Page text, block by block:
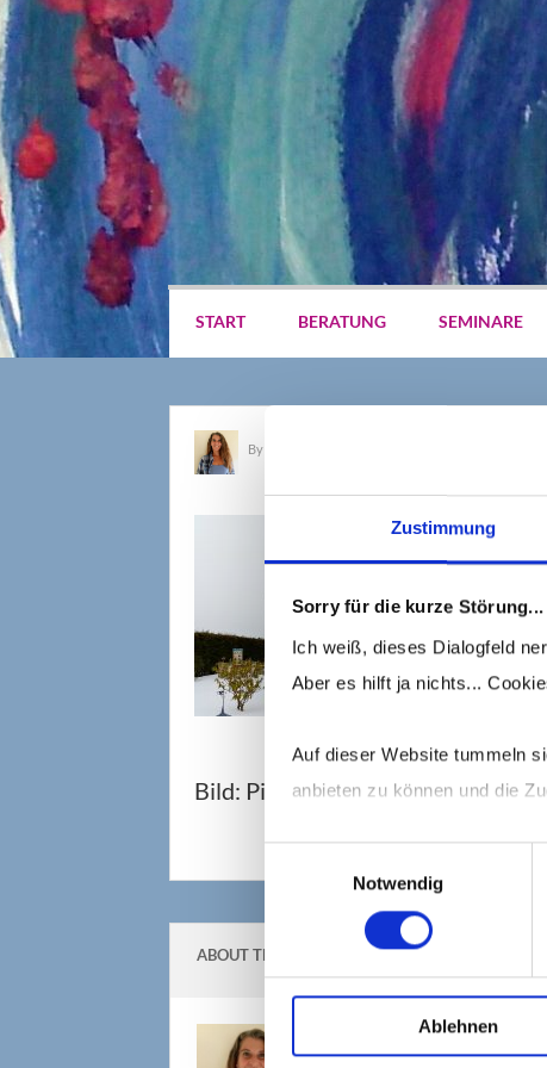
Zustimmung
Sorry für die kurze Störung...
Ich weiß, dieses Dialogfeld
Aber es hilft ja nichts...
Auf dieser Website tummeln
anbieten zu können und die
Notwendig
Ablehnen
START BERATUNG SEMINARE
By
Bild: Pixabay, lutz6078
ABOUT THE AUTHOR
Barbara